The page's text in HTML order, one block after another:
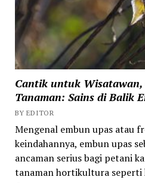
Cantik untuk
Tanaman: Sains di Balik
BY EDITOR
Mengenal embun upas atau
keindahannya, embun upas
ancaman serius bagi petani
tanaman hortikultura seperti